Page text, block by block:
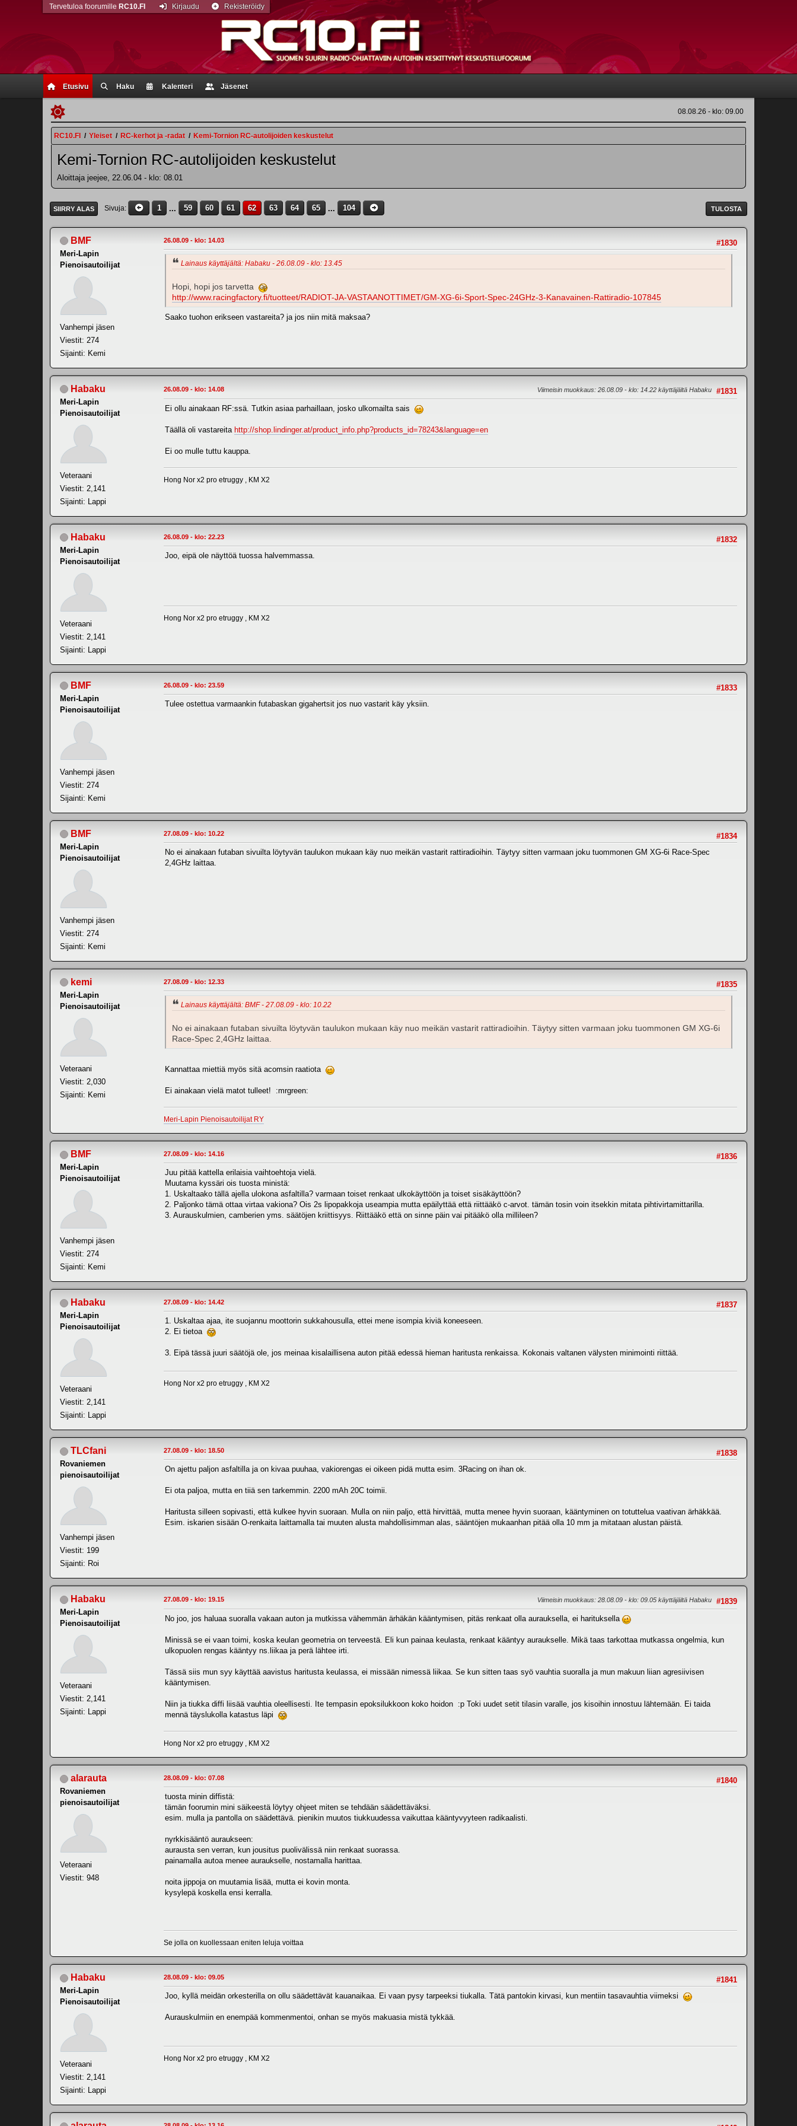
Etusivu Haku Kalenteri Jäsenet
Tervetuloa foorumille RC10.FI Kirjaudu Rekisteröidy
08.08.26 - klo: 09.00
RC10.FI / Yleiset / RC-kerhot ja -radat / Kemi-Tornion RC-autolijoiden keskustelut
Kemi-Tornion RC-autolijoiden keskustelut
Aloittaja jeejee, 22.06.04 - klo: 08.01
TULOSTA
SIIRRY ALAS Sivuja 1 ... 59 60 61 62 63 64 65 ... 104
BMF
Meri-Lapin
Pienoisautoilijat
Vanhempi jäsen
Viestit: 274
Sijainti: Kemi
#1830
26.08.09 - klo: 14.03
Lainaus käyttäjältä: Habaku - 26.08.09 - klo: 13.45
Hopi, hopi jos tarvetta
http://www.racingfactory.fi/tuotteet/RADIOT-JA-VASTAANOTTIMET/GM-XG-6i-Sport-Spec-24GHz-3-Kanavainen-Rattiradio-107845
Saako tuohon erikseen vastareita? ja jos niin mitä maksaa?
Habaku
Meri-Lapin
Pienoisautoilijat
Veteraani
Viestit: 2,141
Sijainti: Lappi
#1831
26.08.09 - klo: 14.08 Viimeisin muokkaus: 26.08.09 - klo: 14.22 käyttäjältä Habaku
Ei ollu ainakaan RF:ssä. Tutkin asiaa parhaillaan, josko ulkomailta sais
Täällä oli vastareita http://shop.lindinger.at/product_info.php?products_id=78243&language=en
Ei oo mulle tuttu kauppa.
Hong Nor x2 pro etruggy , KM X2
Habaku
Meri-Lapin
Pienoisautoilijat
Veteraani
Viestit: 2,141
Sijainti: Lappi
#1832
26.08.09 - klo: 22.23
Joo, eipä ole näyttöä tuossa halvemmassa.
Hong Nor x2 pro etruggy , KM X2
BMF
Meri-Lapin
Pienoisautoilijat
Vanhempi jäsen
Viestit: 274
Sijainti: Kemi
#1833
26.08.09 - klo: 23.59
Tulee ostettua varmaankin futabaskan gigahertsit jos nuo vastarit käy yksiin.
BMF
Meri-Lapin
Pienoisautoilijat
Vanhempi jäsen
Viestit: 274
Sijainti: Kemi
#1834
27.08.09 - klo: 10.22
No ei ainakaan futaban sivuilta löytyvän taulukon mukaan käy nuo meikän vastarit rattiradioihin. Täytyy sitten varmaan joku tuommonen GM XG-6i Race-Spec
2,4GHz laittaa.
kemi
Meri-Lapin
Pienoisautoilijat
Veteraani
Viestit: 2,030
Sijainti: Kemi
#1835
27.08.09 - klo: 12.33
Lainaus käyttäjältä: BMF - 27.08.09 - klo: 10.22
No ei ainakaan futaban sivuilta löytyvän taulukon mukaan käy nuo meikän vastarit rattiradioihin. Täytyy sitten varmaan joku tuommonen GM XG-6i
Race-Spec 2,4GHz laittaa.
Kannattaa miettiä myös sitä acomsin raatiota
Ei ainakaan vielä matot tulleet! :mrgreen:
Meri-Lapin Pienoisautoilijat RY
BMF
Meri-Lapin
Pienoisautoilijat
Vanhempi jäsen
Viestit: 274
Sijainti: Kemi
#1836
27.08.09 - klo: 14.16
Juu pitää kattella erilaisia vaihtoehtoja vielä.
Muutama kyssäri ois tuosta ministä:
1. Uskaltaako tällä ajella ulokona asfaltilla? varmaan toiset renkaat ulkokäyttöön ja toiset sisäkäyttöön?
2. Paljonko tämä ottaa virtaa vakiona? Ois 2s lipopakkoja useampia mutta epäilyttää että riittääkö c-arvot. tämän tosin voin itsekkin mitata pihtivirtamittarilla.
3. Aurauskulmien, camberien yms. säätöjen kriittisyys. Riittääkö että on sinne päin vai pitääkö olla millileen?
Habaku
Meri-Lapin
Pienoisautoilijat
Veteraani
Viestit: 2,141
Sijainti: Lappi
#1837
27.08.09 - klo: 14.42
1. Uskaltaa ajaa, ite suojannu moottorin sukkahousulla, ettei mene isompia kiviä koneeseen.
2. Ei tietoa
3. Eipä tässä juuri säätöjä ole, jos meinaa kisalaillisena auton pitää edessä hieman haritusta renkaissa. Kokonais valtanen välysten minimointi riittää.
Hong Nor x2 pro etruggy , KM X2
TLCfani
Rovaniemen
pienoisautoilijat
Vanhempi jäsen
Viestit: 199
Sijainti: Roi
#1838
27.08.09 - klo: 18.50
On ajettu paljon asfaltilla ja on kivaa puuhaa, vakiorengas ei oikeen pidä mutta esim. 3Racing on ihan ok.
Ei ota paljoa, mutta en tiiä sen tarkemmin. 2200 mAh 20C toimii.
Haritusta silleen sopivasti, että kulkee hyvin suoraan. Mulla on niin paljo, että hirvittää, mutta menee hyvin suoraan, kääntyminen on totuttelua vaativan ärhäkkää.
Esim. iskarien sisään O-renkaita laittamalla tai muuten alusta mahdollisimman alas, sääntöjen mukaanhan pitää olla 10 mm ja mitataan alustan päistä.
Habaku
Meri-Lapin
Pienoisautoilijat
Veteraani
Viestit: 2,141
Sijainti: Lappi
#1839
27.08.09 - klo: 19.15 Viimeisin muokkaus: 28.08.09 - klo: 09.05 käyttäjältä Habaku
No joo, jos haluaa suoralla vakaan auton ja mutkissa vähemmän ärhäkän kääntymisen, pitäs renkaat olla aurauksella, ei harituksella
Minissä se ei vaan toimi, koska keulan geometria on terveestä. Eli kun painaa keulasta, renkaat kääntyy auraukselle. Mikä taas tarkottaa mutkassa ongelmia, kun
ulkopuolen rengas kääntyy ns.liikaa ja perä lähtee irti.
Tässä siis mun syy käyttää aavistus haritusta keulassa, ei missään nimessä liikaa. Se kun sitten taas syö vauhtia suoralla ja mun makuun liian agresiivisen
kääntymisen.
Niin ja tiukka diffi liisää vauhtia oleellisesti. Ite tempasin epoksilukkoon koko hoidon :p Toki uudet setit tilasin varalle, jos kisoihin innostuu lähtemään. Ei taida
mennä täyslukolla katastus läpi
Hong Nor x2 pro etruggy , KM X2
alarauta
Rovaniemen
pienoisautoilijat
Veteraani
Viestit: 948
#1840
28.08.09 - klo: 07.08
tuosta minin diffistä:
tämän foorumin mini säikeestä löytyy ohjeet miten se tehdään säädettäväksi.
esim. mulla ja pantolla on säädettävä. pienikin muutos tiukkuudessa vaikuttaa kääntyvyyteen radikaalisti.
nyrkkisääntö auraukseen:
aurausta sen verran, kun jousitus puolivälissä niin renkaat suorassa.
painamalla autoa menee auraukselle, nostamalla harittaa.
noita jippoja on muutamia lisää, mutta ei kovin monta.
kysylepä koskella ensi kerralla.
Se jolla on kuollessaan eniten leluja voittaa
Habaku
Meri-Lapin
Pienoisautoilijat
Veteraani
Viestit: 2,141
Sijainti: Lappi
#1841
28.08.09 - klo: 09.05
Joo, kyllä meidän orkesterilla on ollu säädettävät kauanaikaa. Ei vaan pysy tarpeeksi tiukalla. Tätä pantokin kirvasi, kun mentiin tasavauhtia viimeksi
Aurauskulmiin en enempää kommenmentoi, onhan se myös makuasia mistä tykkää.
Hong Nor x2 pro etruggy , KM X2